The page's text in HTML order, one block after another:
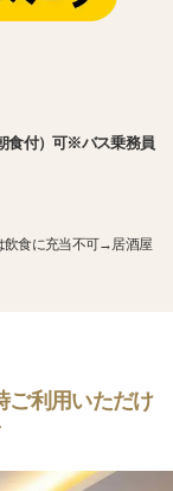
食付）可※バス乗務員
飲食に充当不可→居酒屋
ご利用いただけ